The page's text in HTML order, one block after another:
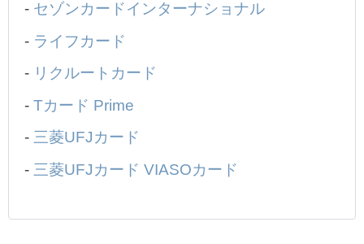
- セゾンカードインターナショナル
- ライフカード
- リクルートカード
-Tカード Prime
- 三菱UFJカード
- 三菱UFJカード VIASOカード